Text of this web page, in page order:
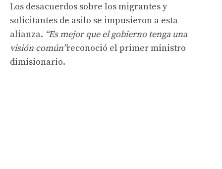
Los desacuerdos sobre los migrantes y
solicitantes de asilo se impusieron a esta
alianza. “Es mejor que el gobierno tenga una
visión común”reconoció el primer ministro
dimisionario.